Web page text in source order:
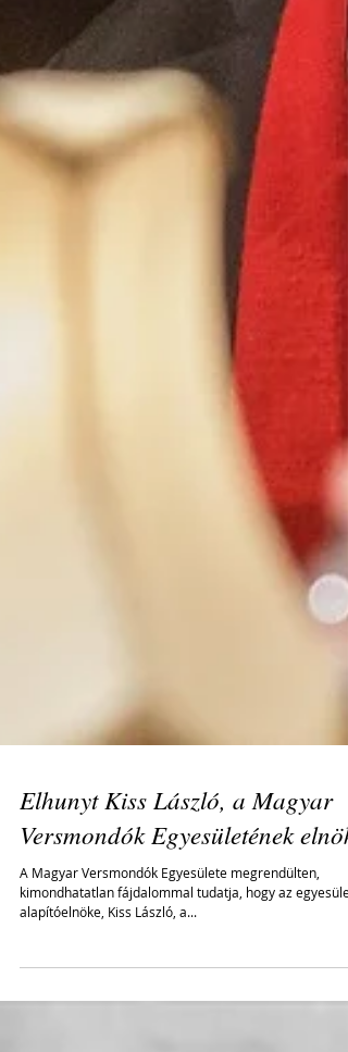
Elhunyt Kiss László, a Magyar
Versmondók Egyesületének elnöke
A Magyar Versmondók Egyesülete megrendülten,